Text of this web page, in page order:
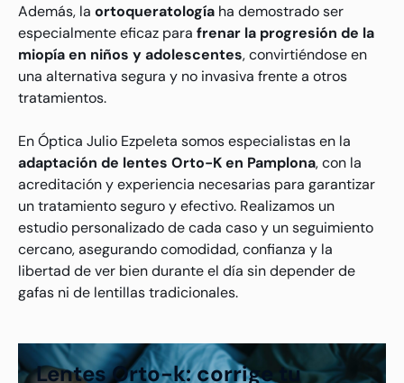
Además, la ortoqueratología ha demostrado ser
especialmente eficaz para frenar la progresión de la
miopía en niños y adolescentes, convirtiéndose en
una alternativa segura y no invasiva frente a otros
tratamientos.
En Óptica Julio Ezpeleta somos especialistas en la
adaptación de lentes Orto-K en Pamplona, con la
acreditación y experiencia necesarias para garantizar
un tratamiento seguro y efectivo. Realizamos un
estudio personalizado de cada caso y un seguimiento
cercano, asegurando comodidad, confianza y la
libertad de ver bien durante el día sin depender de
gafas ni de lentillas tradicionales.
Lentes Orto-k: corrige tu